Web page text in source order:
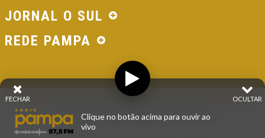
JORNAL O SUL
REDE PAMPA
© 2026 - Direitos Reservados - Rádio Pampa - Rede
Pampa de Comunicação | RS - Brasil.
OCULTAR
FECHAR
Clique no botão acima para ouvir ao
vivo